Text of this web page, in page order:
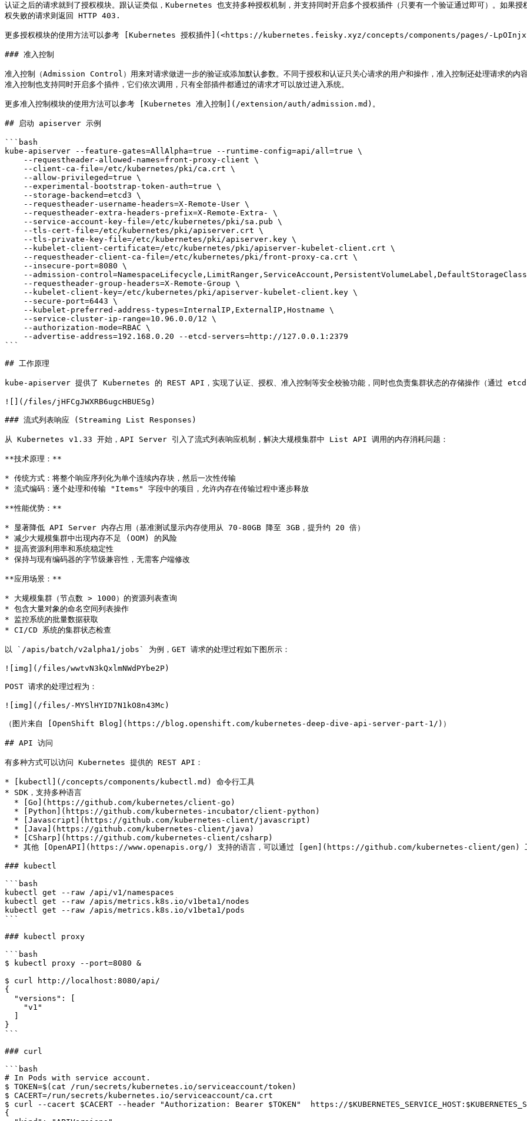
认证之后的请求就到了授权模块。跟认证类似，Kubernetes 也支持多种授权机制，并支持同时开启多个授权插件（只要有一个验证通过即可）。如果
权失败的请求则返回 HTTP 403.
更多授权模块的使用方法可以参考 [Kubernetes 授权插件](<https://kubernetes.feisky.xyz/concepts/components/pages/-
### 准入控制
准入控制（Admission Control）用来对请求做进一步的验证或添加默认参数。不同于授权和认证只关心请求的用户和操作，准入控制还处理请求的内
准入控制也支持同时开启多个插件，它们依次调用，只有全部插件都通过的请求才可以放过进入系统。
更多准入控制模块的使用方法可以参考 [Kubernetes 准入控制](/extension/auth/admission.md)。
## 启动 apiserver 示例
```bash
kube-apiserver --feature-gates=AllAlpha=true --runtime-config=api/all=true \
```
## 工作原理
kube-apiserver 提供了 Kubernetes 的 REST API，实现了认证、授权、准入控制等安全校验功能，同时也负责集群状态的存储操作（通过 etcd
![](/files/jHFCgJWXRB6ugcHBUESg)
### 流式列表响应 (Streaming List Responses)
从 Kubernetes v1.33 开始，API Server 引入了流式列表响应机制，解决大规模集群中 List API 调用的内存消耗问题：
**技术原理：**
* 传统方式：将整个响应序列化为单个连续内存块，然后一次性传输
* 流式编码：逐个处理和传输 "Items" 字段中的项目，允许内存在传输过程中逐步释放
**性能优势：**
* 显著降低 API Server 内存占用（基准测试显示内存使用从 70-80GB 降至 3GB，提升约 20 倍）
* 减少大规模集群中出现内存不足 (OOM) 的风险
* 提高资源利用率和系统稳定性
* 保持与现有编码器的字节级兼容性，无需客户端修改
**应用场景：**
* 大规模集群（节点数 > 1000）的资源列表查询
* 包含大量对象的命名空间列表操作
* 监控系统的批量数据获取
* CI/CD 系统的集群状态检查
以 `/apis/batch/v2alpha1/jobs` 为例，GET 请求的处理过程如下图所示：
![img](/files/wwtvN3kQxlmNWdPYbe2P)
POST 请求的处理过程为：
![img](/files/-MYSlHYID7N1kO8n43Mc)
（图片来自 [OpenShift Blog](https://blog.openshift.com/kubernetes-deep-dive-api-server-part-1/)）
## API 访问
有多种方式可以访问 Kubernetes 提供的 REST API：
* [kubectl](/concepts/components/kubectl.md) 命令行工具
* SDK，支持多种语言
### kubectl
```bash
kubectl get --raw /api/v1/namespaces
kubectl get --raw /apis/metrics.k8s.io/v1beta1/nodes
kubectl get --raw /apis/metrics.k8s.io/v1beta1/pods
```
### kubectl proxy
```bash
$ kubectl proxy --port=8080 &
$ curl http://localhost:8080/api/
{
}
```
### curl
```bash
# In Pods with service account.
$ TOKEN=$(cat /run/secrets/kubernetes.io/serviceaccount/token)
$ CACERT=/run/secrets/kubernetes.io/serviceaccount/ca.crt
$ curl --cacert $CACERT --header "Authorization: Bearer $TOKEN"  https://
{